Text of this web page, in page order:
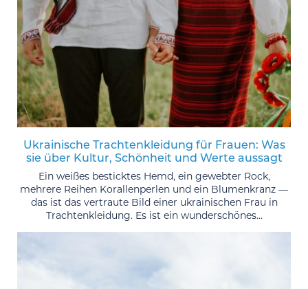
Ukrainische Trachtenkleidung für Frauen: Was
sie über Kultur, Schönheit und Werte aussagt
Ein weißes besticktes Hemd, ein gewebter Rock,
mehrere Reihen Korallenperlen und ein Blumenkranz —
das ist das vertraute Bild einer ukrainischen Frau in
Trachtenkleidung. Es ist ein wunderschönes...